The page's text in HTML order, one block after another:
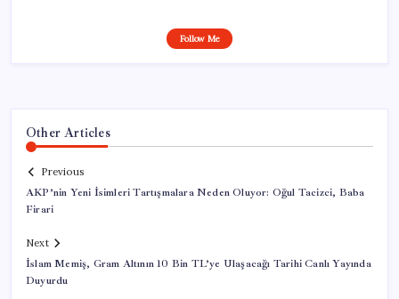
Follow Me
Other Articles
Previous
AKP’nin Yeni İsimleri Tartışmalara Neden Oluyor: Oğul Tacizci, Baba
Firari
Next
İslam Memiş, Gram Altının 10 Bin TL’ye Ulaşacağı Tarihi Canlı Yayında
Duyurdu